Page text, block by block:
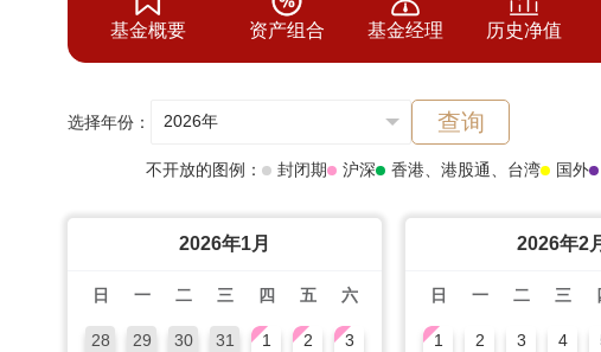
基金概要 资产组合 基金经理 历史净值
选择年份： 查询
不开放的图例： 封闭期 沪深 香港、港股通、台湾 国外